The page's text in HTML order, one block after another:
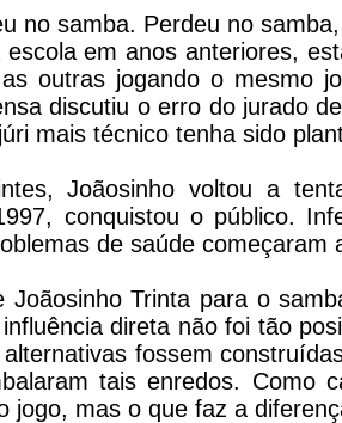
no samba. Perdeu no
em anos anteriores,
outras jogando o mesmo
discutiu o erro do jurado
mais técnico tenha sido
Joãosinho voltou a
conquistou o público.
de saúde
Joãosinho Trinta para o
direta não foi tão
fossem
tais enredos. Como
jogo, mas o que faz a